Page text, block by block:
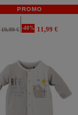
PROMO
19,99 € -40% 11,99 €